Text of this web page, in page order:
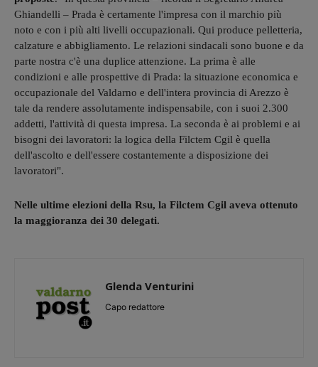
Ghiandelli – Prada è certamente l'impresa con il marchio più
noto e con i più alti livelli occupazionali. Qui produce pelletteria,
calzature e abbigliamento. Le relazioni sindacali sono buone e da
parte nostra c'è una duplice attenzione. La prima è alle
condizioni e alle prospettive di Prada: la situazione economica e
occupazionale del Valdarno e dell'intera provincia di Arezzo è
tale da rendere assolutamente indispensabile, con i suoi 2.300
addetti, l'attività di questa impresa. La seconda è ai problemi e ai
bisogni dei lavoratori: la logica della Filctem Cgil è quella
dell'ascolto e dell'essere costantemente a disposizione dei
lavoratori".
Nelle ultime elezioni della Rsu, la Filctem Cgil aveva ottenuto
la maggioranza dei 30 delegati.
Glenda Venturini
Capo redattore